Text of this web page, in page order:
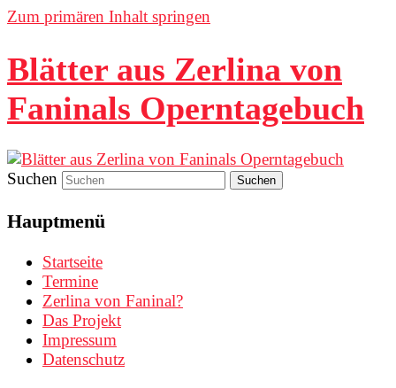
Zum primären Inhalt springen
Blätter aus Zerlina von
Faninals Operntagebuch
Suchen
Hauptmenü
Startseite
Termine
Zerlina von Faninal?
Das Projekt
Impressum
Datenschutz